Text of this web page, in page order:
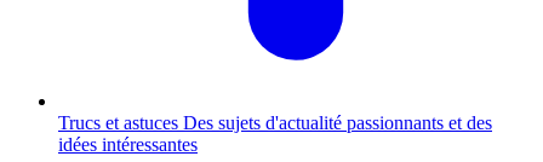
Trucs et astuces Des sujets d'actualité passionnants et des
idées intéressantes